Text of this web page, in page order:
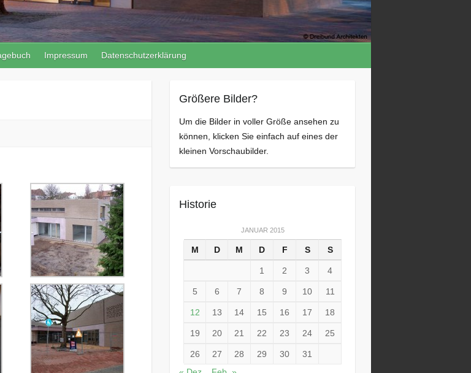
Impressum Datenschutzerklärung
Größere Bilder?
Um die Bilder in voller Größe ansehen zu
können, klicken Sie einfach auf eines der
kleinen Vorschaubilder.
Historie
JANUAR 2015
M D M D F S S
1 2 3 4
5 6 7 8 9 10 11
12 13 14 15 16 17 18
19 20 21 22 23 24 25
26 27 28 29 30
31